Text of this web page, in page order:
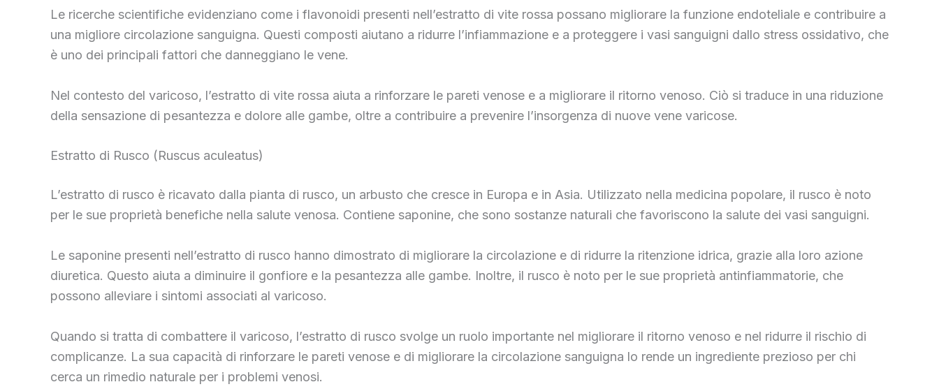
Le ricerche scientifiche evidenziano come i flavonoidi presenti nell’estratto di vite rossa possano migliorare la funzione endoteliale e contribuire a
una migliore circolazione sanguigna. Questi composti aiutano a ridurre l’infiammazione e a proteggere i vasi sanguigni dallo stress ossidativo, che
è uno dei principali fattori che danneggiano le vene.
Nel contesto del varicoso, l’estratto di vite rossa aiuta a rinforzare le pareti venose e a migliorare il ritorno venoso. Ciò si traduce in una riduzione
della sensazione di pesantezza e dolore alle gambe, oltre a contribuire a prevenire l’insorgenza di nuove vene varicose.
Estratto di Rusco (Ruscus aculeatus)
L’estratto di rusco è ricavato dalla pianta di rusco, un arbusto che cresce in Europa e in Asia. Utilizzato nella medicina popolare, il rusco è noto
per le sue proprietà benefiche nella salute venosa. Contiene saponine, che sono sostanze naturali che favoriscono la salute dei vasi sanguigni.
Le saponine presenti nell’estratto di rusco hanno dimostrato di migliorare la circolazione e di ridurre la ritenzione idrica, grazie alla loro azione
diuretica. Questo aiuta a diminuire il gonfiore e la pesantezza alle gambe. Inoltre, il rusco è noto per le sue proprietà antinfiammatorie, che
possono alleviare i sintomi associati al varicoso.
Quando si tratta di combattere il varicoso, l’estratto di rusco svolge un ruolo importante nel migliorare il ritorno venoso e nel ridurre il rischio di
complicanze. La sua capacità di rinforzare le pareti venose e di migliorare la circolazione sanguigna lo rende un ingrediente prezioso per chi
cerca un rimedio naturale per i problemi venosi.